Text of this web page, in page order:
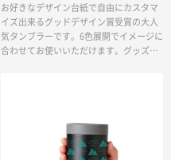
お好きなデザイン台紙で自由にカスタマ
イズ出来るグッドデザイン賞受賞の大人
気タンブラーです。6色展開でイメージに
合わせてお使いいただけます。グッズや